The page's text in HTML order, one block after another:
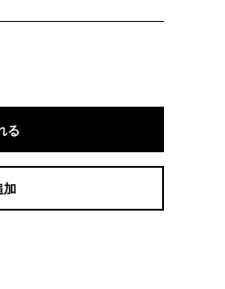
る
加